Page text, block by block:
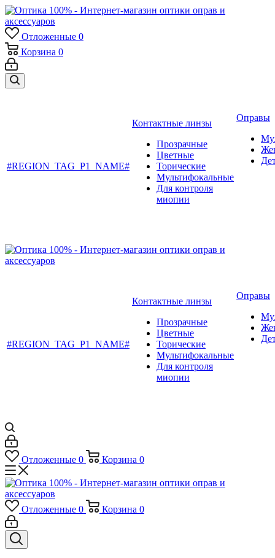
Отложенные 0
Корзина 0
#REGION_TAG_P1_NAME#
Контактные линзы
Прозрачные
Цветные
Торические
Мультифокальные
Для контроля
миопии
Оправы
#REGION_TAG_P1_NAME#
Контактные линзы
Прозрачные
Цветные
Торические
Мультифокальные
Для контроля
миопии
Оправы
Отложенные 0 Корзина 0
Отложенные 0 Корзина 0